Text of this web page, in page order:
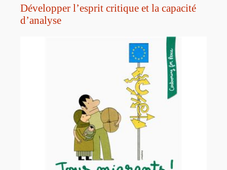
Développer l’esprit critique et la capacité
d’analyse